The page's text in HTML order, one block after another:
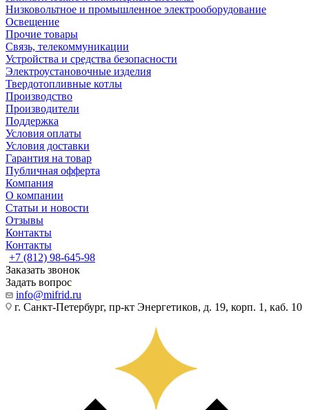
Низковольтное и промышленное электрооборудование
Освещение
Прочие товары
Связь, телекоммуникации
Устройства и средства безопасности
Электроустановочные изделия
Твердотопливные котлы
Производство
Производители
Поддержка
Условия оплаты
Условия доставки
Гарантия на товар
Публичная офферта
Компания
О компании
Статьи и новости
Отзывы
Контакты
Контакты
+7 (812) 98-645-98
Заказать звонок
Задать вопрос
info@mifrid.ru
г. Санкт-Петербург, пр-кт Энергетиков, д. 19, корп. 1, каб. 10